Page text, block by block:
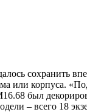
сохранить
или корпуса.
был
– всего 18